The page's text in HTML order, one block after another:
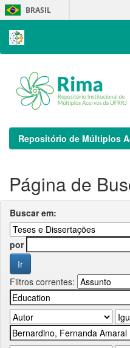
Skip
navigation
BRASIL
Repositório de Múltiplos
Página de
Buscar em:
por
Filtros correntes: